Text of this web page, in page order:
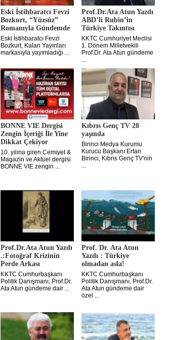
Eski İstihbaratcı Fevzi
Bozkurt, “Yüzsüz”
Romanıyla Gündemde
Eski İstihbaratcı Fevzi
Bozkurt, Kalan Yayınları
markasıyla yayımladığı ...
Prof.Dr.Ata Atun Yazdı
ABD’li Rubin’in
Türkiye Takıntısı
KKTC Cumhuriyet Meclisi
1. Dönem Milletvekili
Prof.Dr. Ata Atun gündeme
...
BONNE VIE Dergisi
Zengin İçeriği İle Yine
Dikkat Çekiyor
10. yılına giren Cemiyet &
Magazin ve Aktüel dergisi
BONNE VIE zengin ...
Kıbrıs Genç TV 28
yaşında
Birinci Medya Kurumu
Kurucu Başkanı Ertan
Birinci, Kıbrıs Genç TV'nin
...
Prof.Dr.Ata Atun Yazdı
.:Fotoğraf Krizinin
Perde Arkası
KKTC Cumhurbaşkanı
Politik Danışmanı, Prof.Dr.
Ata Atun gündeme dair ...
Prof. Dr. Ata Atun
Yazdı : Türkiye
olmadan asla!
KKTC Cumhurbaşkanı
Politik Danışmanı, Prof.Dr.
Ata Atun gündeme dair
özel ...